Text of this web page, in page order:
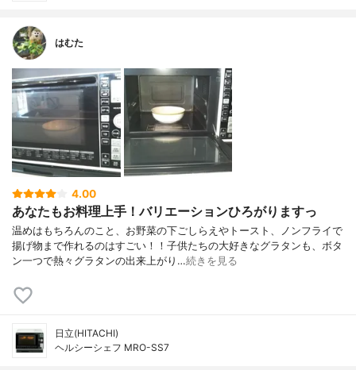
はむた
4.00
あなたもお料理上手！バリエーションひろがりますっ
温めはもちろんのこと、お野菜の下ごしらえやトースト、ノンフライで
揚げ物まで作れるのはすごい！！子供たちの大好きなグラタンも、ボタ
ン一つで熱々グラタンの出来上がり…続きを見る
日立(HITACHI)
ヘルシーシェフ MRO-SS7